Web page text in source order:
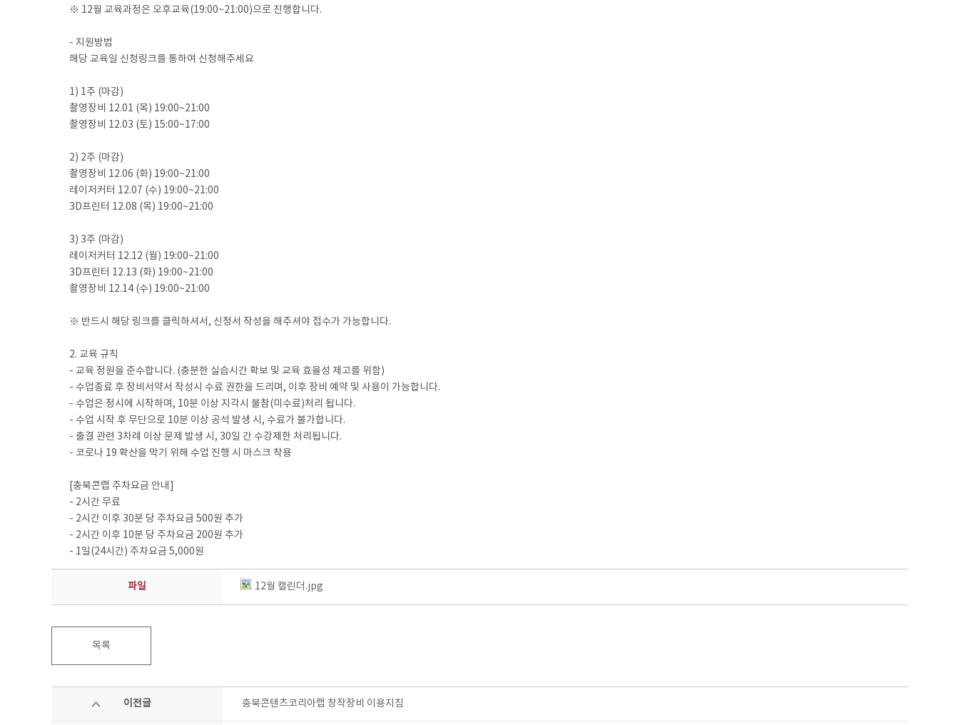
※ 12월 교육과정은 오후교육(19:00~21:00)으로 진행합니다.
- 지원방법
해당 교육일 신청링크를 통하여 신청해주세요
1) 1주 (마감)
촬영장비 12.01 (목) 19:00~21:00
촬영장비 12.03 (토) 15:00~17:00
2) 2주 (마감)
촬영장비 12.06 (화) 19:00~21:00
레이저커터 12.07 (수) 19:00~21:00
3D프린터 12.08 (목) 19:00~21:00
3) 3주 (마감)
레이저커터 12.12 (월) 19:00~21:00
3D프린터 12.13 (화) 19:00~21:00
촬영장비 12.14 (수) 19:00~21:00
※ 반드시 해당 링크를 클릭하셔서, 신청서 작성을 해주셔야 접수가 가능합니다.
2. 교육 규칙
- 교육 정원을 준수합니다. (충분한 실습시간 확보 및 교육 효율성 제고를 위함)
- 수업종료 후 장비서약서 작성시 수료 권한을 드리며, 이후 장비 예약 및 사용이 가능합니다.
- 수업은 정시에 시작하며, 10분 이상 지각시 불참(미수료)처리 됩니다.
- 수업 시작 후 무단으로 10분 이상 공석 발생 시, 수료가 불가합니다.
- 출결 관련 3차례 이상 문제 발생 시, 30일 간 수강제한 처리됩니다.
- 코로나 19 확산을 막기 위해 수업 진행 시 마스크 착용
[충북콘랩 주차요금 안내]
- 2시간 무료
- 2시간 이후 30분 당 주차요금 500원 추가
- 2시간 이후 10분 당 주차요금 200원 추가
- 1일(24시간) 주차요금 5,000원
파일 12월 캘린더.jpg
목록
이전글 충북콘텐츠코리아랩 창작장비 이용지침